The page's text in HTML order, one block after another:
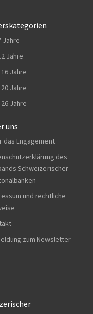
Jahre
Jahre
Jahre
Jahre
26 Jahre
uns
das Engagement
des
Schweizerischer
und rechtliche
zum Newsletter